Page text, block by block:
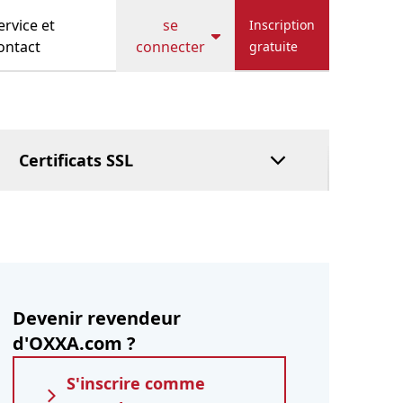
et
se
connecter
Inscription
gratuite
Certificats SSL
HostFact
Service de tutelle
Devenir revendeur
d'OXXA.com ?
S'inscrire comme